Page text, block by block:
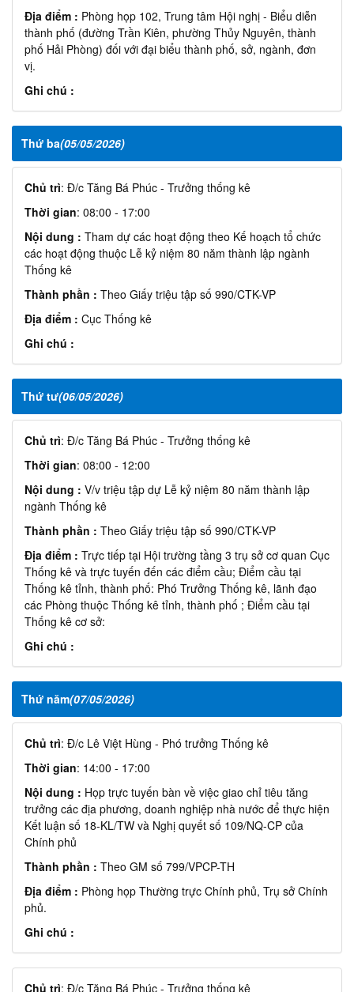
Địa điểm : Phòng họp 102, Trung tâm Hội nghị - Biểu diễn
thành phố (đường Trần Kiên, phường Thủy Nguyên, thành
phố Hải Phòng) đối với đại biểu thành phố, sở, ngành, đơn
vị.
Ghi chú :
Thứ ba(05/05/2026)
Chủ trì: Đ/c Tăng Bá Phúc - Trưởng thống kê
Thời gian: 08:00 - 17:00
Nội dung : Tham dự các hoạt động theo Kế hoạch tổ chức
các hoạt động thuộc Lễ kỷ niệm 80 năm thành lập ngành
Thống kê
Thành phần : Theo Giấy triệu tập số 990/CTK-VP
Địa điểm : Cục Thống kê
Ghi chú :
Thứ tư(06/05/2026)
Chủ trì: Đ/c Tăng Bá Phúc - Trưởng thống kê
Thời gian: 08:00 - 12:00
Nội dung : V/v triệu tập dự Lễ kỷ niệm 80 năm thành lập
ngành Thống kê
Thành phần : Theo Giấy triệu tập số 990/CTK-VP
Địa điểm : Trực tiếp tại Hội trường tầng 3 trụ sở cơ quan Cục
Thống kê và trực tuyến đến các điểm cầu; Điểm cầu tại
Thống kê tỉnh, thành phố: Phó Trưởng Thống kê, lãnh đạo
các Phòng thuộc Thống kê tỉnh, thành phố ; Điểm cầu tại
Thống kê cơ sở:
Ghi chú :
Thứ năm(07/05/2026)
Chủ trì: Đ/c Lê Việt Hùng - Phó trưởng Thống kê
Thời gian: 14:00 - 17:00
Nội dung : Họp trực tuyến bàn về việc giao chỉ tiêu tăng
trưởng các địa phương, doanh nghiệp nhà nước để thực hiện
Kết luận số 18-KL/TW và Nghị quyết số 109/NQ-CP của
Chính phủ
Thành phần : Theo GM số 799/VPCP-TH
Địa điểm : Phòng họp Thường trực Chính phủ, Trụ sở Chính
phủ.
Ghi chú :
Chủ trì: Đ/c Tăng Bá Phúc - Trưởng thống kê